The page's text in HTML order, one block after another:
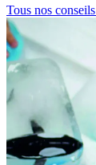
Tous nos conseils